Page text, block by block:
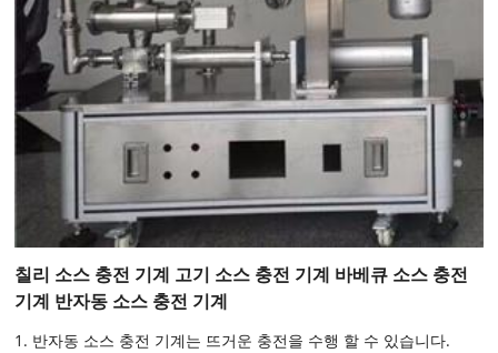
칠리 소스 충전 기계 고기 소스 충전 기계 바베큐 소스 충전
기계 반자동 소스 충전 기계
1. 반자동 소스 충전 기계는 뜨거운 충전을 수행 할 수 있습니다.